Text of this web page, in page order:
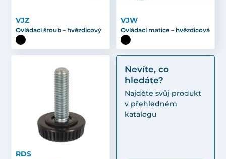
VJZ
Ovládací šroub – hvězdicový
VJW
Ovládací matice – hvězdicová
RDS
Nevíte, co
hledáte?
Najděte svůj produkt
v přehledném
katalogu